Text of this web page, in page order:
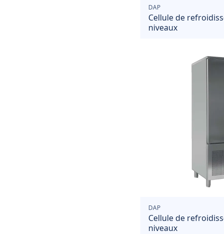
DAP
Cellule de
niveaux
DAP
Cellule de
niveaux